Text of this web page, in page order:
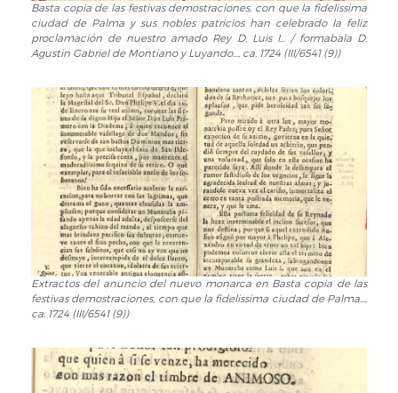
Basta
copia
de
festivas
demostraciones,
con
fidelissima
ciudad
Palma
sus
nobles
patricios
celebrado
feliz
Basta copia de las festivas demostraciones, con que la fidelissima
ciudad de Palma y sus nobles patricios han celebrado la feliz
proclamación de nuestro amado Rey D. Luis I... / formabala D.
Agustin Gabriel de Montiano y Luyando..., ca. 1724 (III/6541 (9))
Extractos
del
anuncio
nuevo
monarca
Extractos del anuncio del nuevo monarca en Basta copia de las
festivas demostraciones, con que la fidelissima ciudad de Palma...,
ca. 1724 (III/6541 (9))